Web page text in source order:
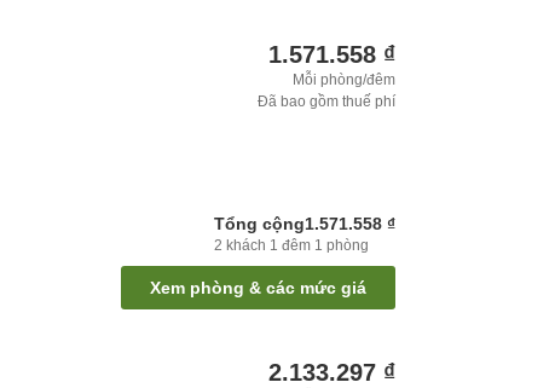
1.571.558 ₫
Mỗi phòng/đêm
Đã bao gồm thuế phí
Tổng cộng1.571.558 ₫
2 khách 1 đêm 1 phòng
Xem phòng & các mức giá
2.133.297 ₫